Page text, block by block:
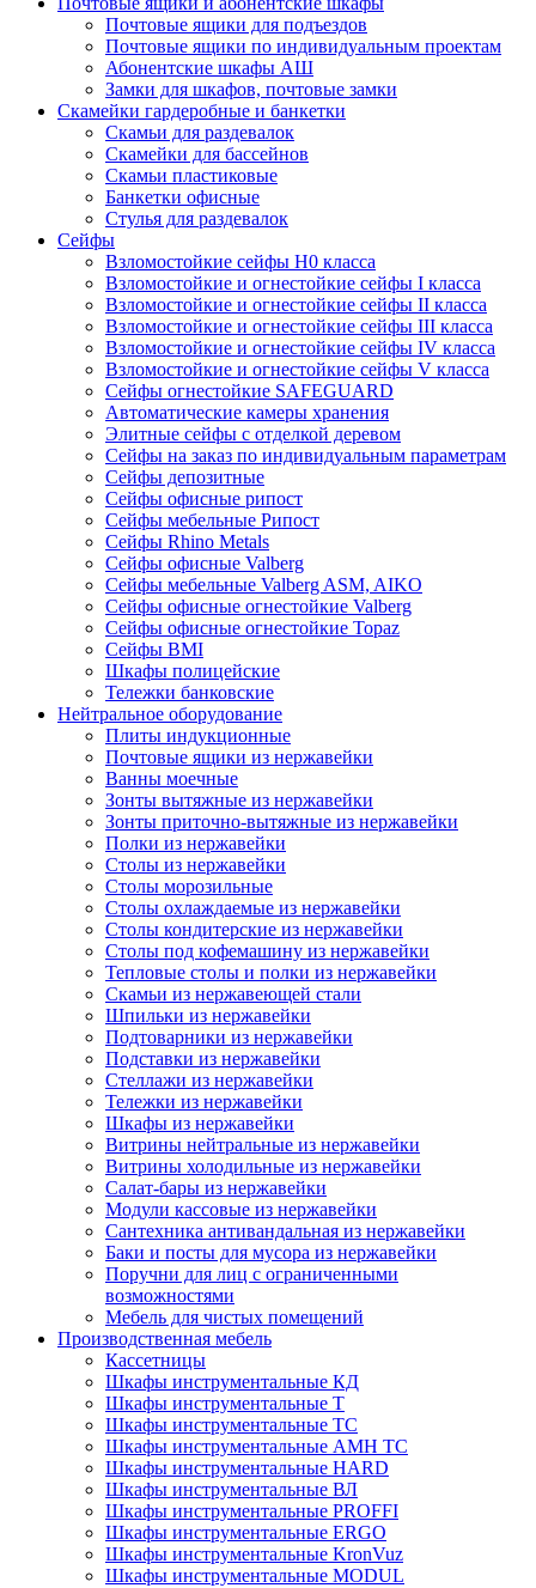
Почтовые ящики для подъездов
Почтовые ящики по индивидуальным проектам
Абонентские шкафы АШ
Замки для шкафов, почтовые замки
Скамейки гардеробные и банкетки
Скамьи для раздевалок
Скамейки для бассейнов
Скамьи пластиковые
Банкетки офисные
Стулья для раздевалок
Сейфы
Взломостойкие сейфы H0 класса
Взломостойкие и огнестойкие сейфы I класса
Взломостойкие и огнестойкие сейфы II класса
Взломостойкие и огнестойкие сейфы III класса
Взломостойкие и огнестойкие сейфы IV класса
Взломостойкие и огнестойкие сейфы V класса
Сейфы огнестойкие SAFEGUARD
Автоматические камеры хранения
Элитные сейфы с отделкой деревом
Сейфы на заказ по индивидуальным параметрам
Сейфы депозитные
Сейфы офисные рипост
Сейфы мебельные Рипост
Сейфы Rhino Metals
Сейфы офисные Valberg
Сейфы мебельные Valberg ASM, AIKO
Сейфы офисные огнестойкие Valberg
Сейфы офисные огнестойкие Topaz
Сейфы ВМI
Шкафы полицейские
Тележки банковские
Нейтральное оборудование
Плиты индукционные
Почтовые ящики из нержавейки
Ванны моечные
Зонты вытяжные из нержавейки
Зонты приточно-вытяжные из нержавейки
Полки из нержавейки
Столы из нержавейки
Столы морозильные
Столы охлаждаемые из нержавейки
Столы кондитерские из нержавейки
Столы под кофемашину из нержавейки
Тепловые столы и полки из нержавейки
Скамьи из нержавеющей стали
Шпильки из нержавейки
Подтоварники из нержавейки
Подставки из нержавейки
Стеллажи из нержавейки
Тележки из нержавейки
Шкафы из нержавейки
Витрины нейтральные из нержавейки
Витрины холодильные из нержавейки
Салат-бары из нержавейки
Модули кассовые из нержавейки
Сантехника антивандальная из нержавейки
Баки и посты для мусора из нержавейки
Поручни для лиц с ограниченными
возможностями
Мебель для чистых помещений
Производственная мебель
Кассетницы
Шкафы инструментальные КД
Шкафы инструментальные Т
Шкафы инструментальные ТС
Шкафы инструментальные AMH TC
Шкафы инструментальные HARD
Шкафы инструментальные ВЛ
Шкафы инструментальные PROFFI
Шкафы инструментальные ERGO
Шкафы инструментальные KronVuz
Шкафы инструментальные MODUL